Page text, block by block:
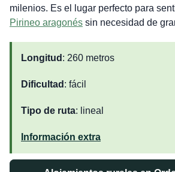
milenios. Es el lugar perfecto para
Pirineo aragonéssin necesidad de
Longitud : 260 metros
Dificultad : fácil
Tipo de ruta: lineal
Información extra